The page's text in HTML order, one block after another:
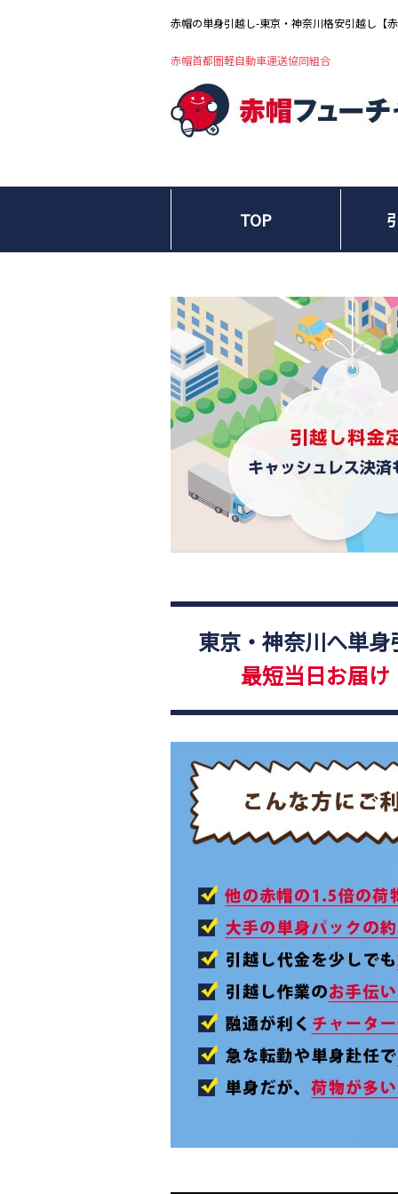
赤帽の単身引越し-東京・神奈川格安引越し【
赤帽首都圏軽自動車運送協同組合
TOP
東京・神奈川へ単身
最短当日お届け